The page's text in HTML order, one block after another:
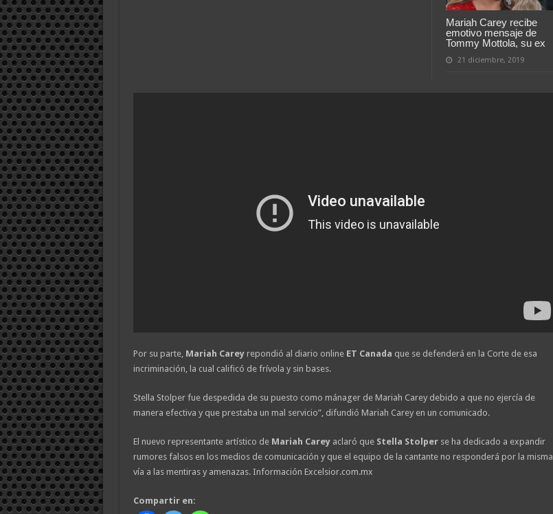
Mariah Carey recibe
emotivo mensaje de
Tommy Mottola, su ex
21 diciembre, 2019
Por su parte, Mariah Careyrepondió al diario onlineET Canada que se defenderá en la Corte de esa
incriminación, la cual calificó de frívola y sin bases.
Stella Stolper fue despedida de su puesto como mánager de Mariah Carey debido a que no ejercía de
manera efectiva y que prestaba un mal servicio”, difundió Mariah Carey en un comunicado.
El nuevo representante artístico de Mariah Careyaclaró queStella Stolperse ha dedicado a expandir
rumores falsos en los medios de comunicación y que el equipo de la cantante no responderá por la misma
vía a las mentiras y amenazas. Información Excelsior.com.mx
Compartir en: